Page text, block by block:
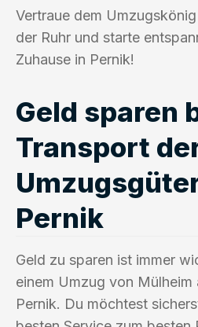
Vertraue dem
der Ruhr und starte
Zuhause in Pernik!
Geld sparen
Transport
Pernik
Geld zu sparen ist immer
einem Umzug von Mülheim
Pernik. Du möchtest